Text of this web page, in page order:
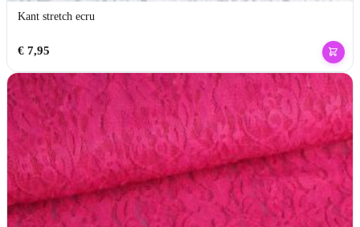
Kant stretch ecru
€7,95